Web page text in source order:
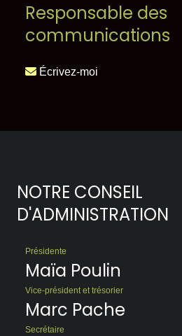
Responsable des
communications
Écrivez-moi
NOTRE CONSEIL
D'ADMINISTRATION
Présidente
Maïa Poulin
Vice-président et trésorier
Marc Pache
Secrétaire